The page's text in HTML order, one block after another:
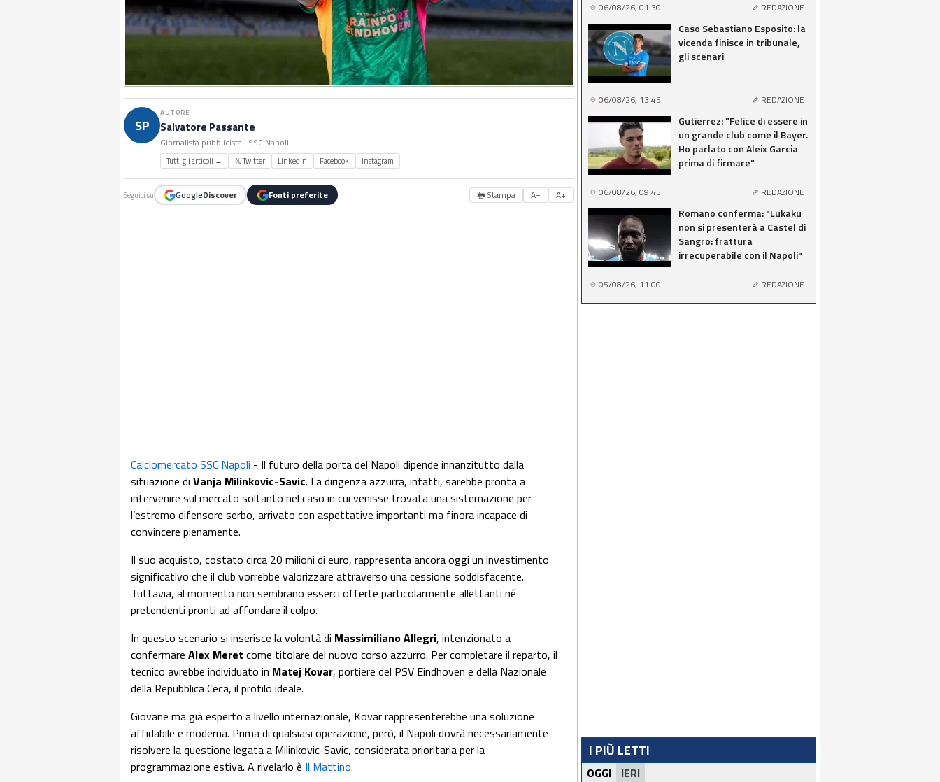
SP
AUTORE
Salvatore Passante
Giornalista pubblicista · SSC Napoli
Tutti gli articoli → 𝕏 Twitter LinkedIn Facebook Instagram
Seguici su GoogleDiscover Fonti preferite 🖶 Stampa A− A+
Calciomercato SSC Napoli - Il futuro della porta del Napoli dipende innanzitutto dalla
situazione di Vanja Milinkovic-Savic. La dirigenza azzurra, infatti, sarebbe pronta a
intervenire sul mercato soltanto nel caso in cui venisse trovata una sistemazione per
l’estremo difensore serbo, arrivato con aspettative importanti ma finora incapace di
convincere pienamente.
Il suo acquisto, costato circa 20 milioni di euro, rappresenta ancora oggi un investimento
significativo che il club vorrebbe valorizzare attraverso una cessione soddisfacente.
Tuttavia, al momento non sembrano esserci offerte particolarmente allettanti né
pretendenti pronti ad affondare il colpo.
In questo scenario si inserisce la volontà di Massimiliano Allegri, intenzionato a
confermare Alex Meret come titolare del nuovo corso azzurro. Per completare il reparto, il
tecnico avrebbe individuato in Matej Kovar, portiere del PSV Eindhoven e della Nazionale
della Repubblica Ceca, il profilo ideale.
Giovane ma già esperto a livello internazionale, Kovar rappresenterebbe una soluzione
affidabile e moderna. Prima di qualsiasi operazione, però, il Napoli dovrà necessariamente
risolvere la questione legata a Milinkovic-Savic, considerata prioritaria per la
programmazione estiva. A rivelarlo è Il Mattino.
06/08/26, 01:30 REDAZIONE
Caso Sebastiano Esposito: la
vicenda finisce in tribunale,
gli scenari
06/08/26, 13:45 REDAZIONE
Gutierrez: "Felice di essere in
un grande club come il Bayer.
Ho parlato con Aleix Garcia
prima di firmare"
06/08/26, 09:45 REDAZIONE
Romano conferma: "Lukaku
non si presenterà a Castel di
Sangro: frattura
irrecuperabile con il Napoli"
05/08/26, 11:00 REDAZIONE
I PIÙ LETTI
OGGI IERI